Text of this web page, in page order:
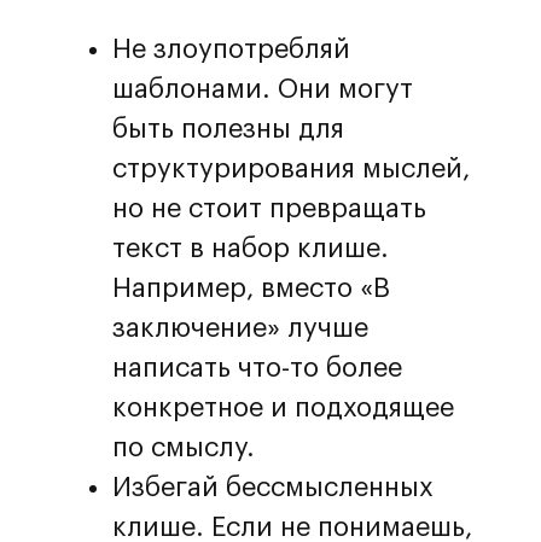
Не злоупотребляй
шаблонами. Они могут
быть полезны для
структурирования мыслей,
но не стоит превращать
текст в набор клише.
Например, вместо «В
заключение» лучше
написать что-то более
конкретное и подходящее
по смыслу.
Избегай бессмысленных
клише. Если не понимаешь,